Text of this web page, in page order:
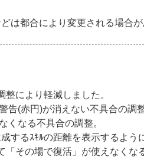
は都合により変更される場合が
整により軽減しました。
告(赤円)が消えない不具合の調整
くなる不具合の調整。
するｽｷﾙの距離を表示するよう
「その場で復活」が使えなくな